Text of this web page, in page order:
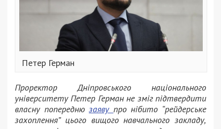
Петер Герман
Проректор Дніпровського національного
університету Петер Герман не зміг підтвердити
власну попереднюзаяву про нібито “рейдерське
захоплення” цього вищого навчального закладу,